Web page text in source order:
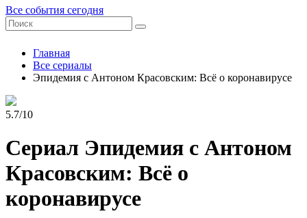
Все события сегодня
Главная
Все сериалы
Эпидемия с Антоном Красовским: Всё о коронавирусе
5.7/10
Сериал Эпидемия с Антоном
Красовским: Всё о
коронавирусе